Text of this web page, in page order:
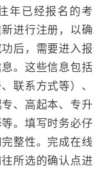
年已经报名的考
进行注册，以确
后，需要进入报
。这些信息包括
联系方式等）、
、高起本、专升
。填写时务必仔
整性。完成在线
所选的确认点进